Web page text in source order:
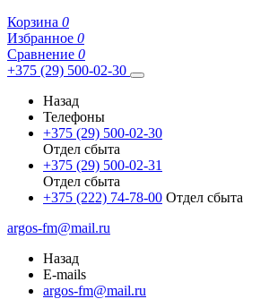
Корзина 0
Избранное 0
Сравнение 0
+375 (29) 500-02-30
Назад
Телефоны
+375 (29) 500-02-30
Отдел сбыта
+375 (29) 500-02-31
Отдел сбыта
+375 (222) 74-78-00 Отдел сбыта
argos-fm@mail.ru
Назад
E-mails
argos-fm@mail.ru